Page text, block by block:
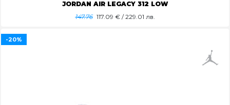
JORDAN AIR LEGACY 312 LOW
147.76 117.09 € / 229.01 лв.
-20%